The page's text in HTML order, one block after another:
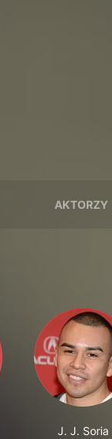
AKTORZY
J. J. Soria